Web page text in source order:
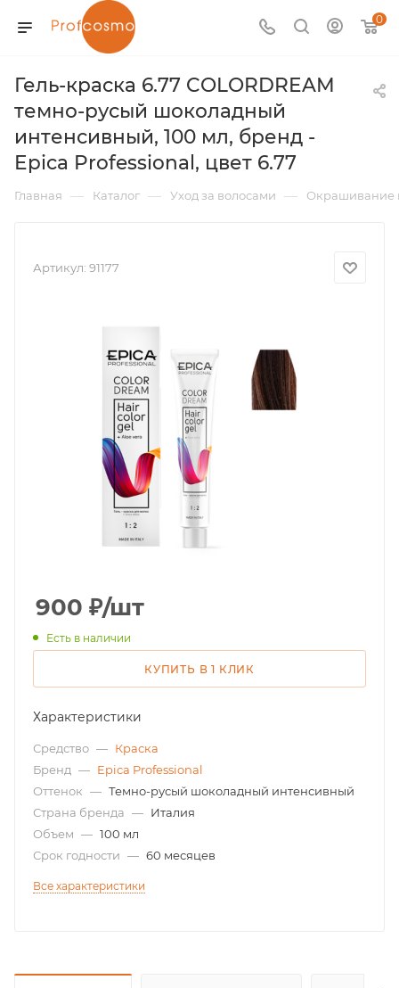
0
Гель-краска 6.77 COLORDREAM
темно-русый шоколадный
интенсивный, 100 мл, бренд -
Epica Professional, цвет 6.77
Главная — Каталог — Уход за волосами — Окрашивание
Артикул: 91177
900 ₽/шт
Есть в наличии
КУПИТЬ В 1 КЛИК
Характеристики
Средство — Краска
Бренд — Epica Professional
Оттенок — Темно-русый шоколадный интенсивный
Страна бренда — Италия
Объем — 100 мл
Срок годности — 60 месяцев
Все характеристики